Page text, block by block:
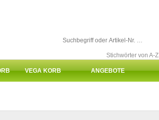
Stichwörter von A-Z
VEGA KORB ANGEBOTE